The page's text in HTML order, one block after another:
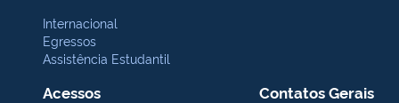
Internacional
Egressos
Assistência Estudantil
Acessos Contatos Gerais